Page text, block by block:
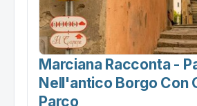
Marciana Racconta -
Nell'antico Borgo Con
Parco